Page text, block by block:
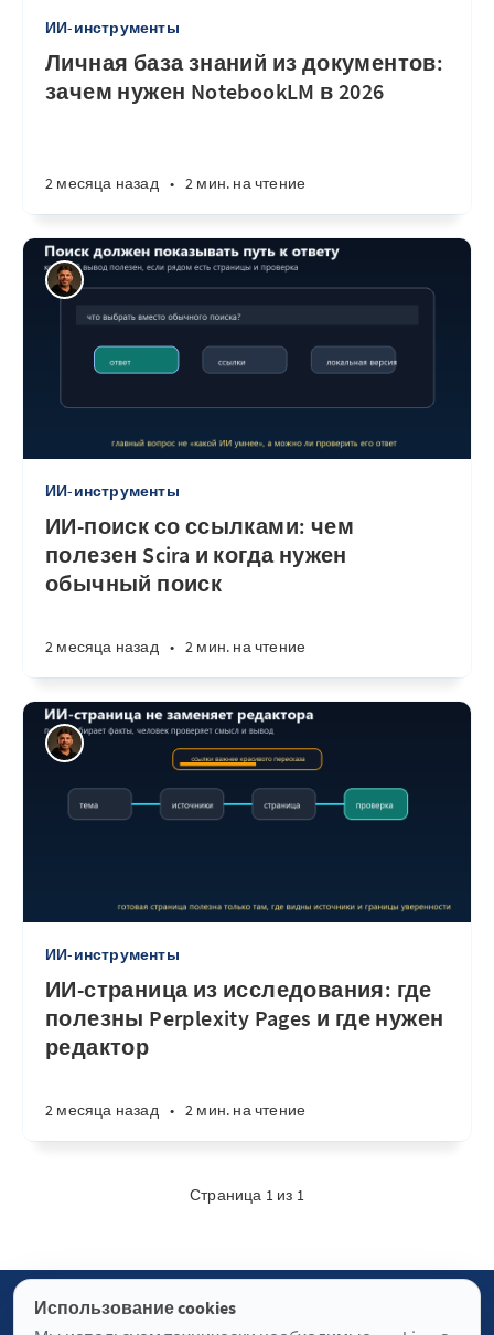
ИИ-инструменты
Личная база знаний из документов:
зачем нужен NotebookLM в 2026
2 месяца назад • 2 мин. на чтение
ИИ-инструменты
ИИ-поиск со ссылками: чем
полезен Scira и когда нужен
обычный поиск
2 месяца назад • 2 мин. на чтение
ИИ-инструменты
ИИ-страница из исследования: где
полезны Perplexity Pages и где нужен
редактор
2 месяца назад • 2 мин. на чтение
Страница 1 из 1
Использование cookies